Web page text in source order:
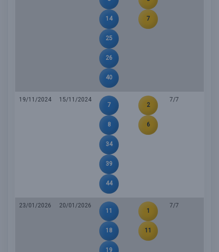
14
25
26
40
7
19/11/2024
15/11/2024
7
8
34
39
44
2
6
7/7
23/01/2026
20/01/2026
11
18
19
1
11
7/7